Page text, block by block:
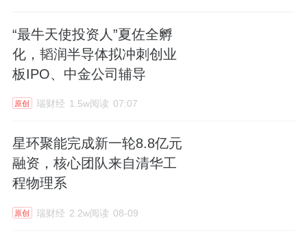
“最牛天使投资人”夏佐全孵
化，韬润半导体拟冲刺创业
板IPO、中金公司辅导
原创 瑞财经 1.5w阅读 07:07
星环聚能完成新一轮8.8亿元
融资，核心团队来自清华工
程物理系
原创 瑞财经 2.2w阅读 08-09